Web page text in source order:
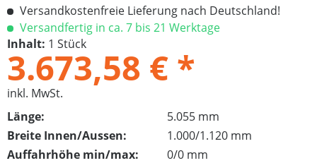
Versandkostenfreie Lieferung nach Deutschland!
Versandfertig in ca. 7 bis 21 Werktage
Inhalt: 1 Stück
3.673,58 € *
inkl. MwSt.
Länge:
5.055 mm
Breite Innen/Aussen:
1.000/1.120 mm
Auffahrhöhe min/max:
0/0 mm